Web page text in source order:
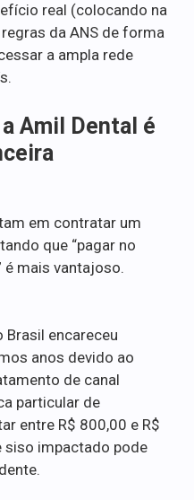
real (colocando na
da ANS de forma
a ampla rede
Amil Dental é
em contratar um
que “pagar no
é mais vantajoso.
encareceu
anos devido ao
de canal
particular de
entre R$ 800,00 e R$
siso impactado pode